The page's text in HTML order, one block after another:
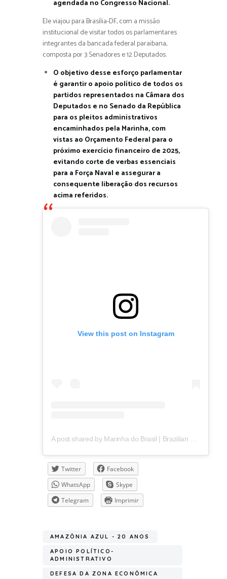
agendada no Congresso Nacional.
Ele viajou para Brasília-DF, com a missão
institucional de visitar todos os parlamentares
integrantes da bancada federal paraibana,
composta por 3 Senadores e 12 Deputados.
O objetivo desse esforço parlamentar
é garantir o apoio político de todos os
partidos representados na Câmara dos
Deputados e no Senado da República
para os pleitos administrativos
encaminhados pela Marinha, com
vistas ao Orçamento Federal para o
próximo exercício financeiro de 2025,
evitando corte de verbas essenciais
para a Força Naval e assegurar a
consequente liberação dos recursos
acima referidos.
View this post on Instagram
Twitter
Facebook
WhatsApp
Skype
Telegram
Imprimir
AMAZÔNIA AZUL - 20 ANOS
APOIO POLÍTICO-
ADMINISTRATIVO
DEFESA DA ZONA ECONÔMICA